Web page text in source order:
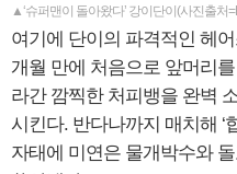
▲‘슈퍼맨이 돌아왔다’ 강이단이(사진출처
여기에 단이의 파격적인 헤
개월 만에 처음으로 앞머리
라간 깜찍한 처피뱅을 완벽
시킨다. 반다나까지 매치해 ‘
자태에 미연은 물개박수와